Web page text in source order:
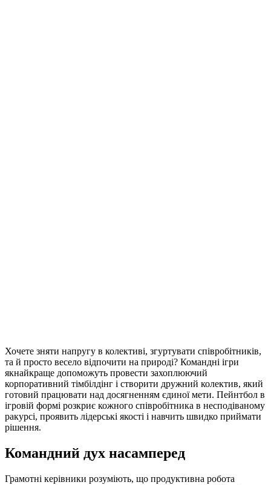
Хочете зняти напругу в колективі, згуртувати співробітників,
та й просто весело відпочити на природі? Командні ігри
якнайкраще допоможуть провести захоплюючий
корпоративний тімбілдінг і створити дружний колектив, який
готовий працювати над досягненням єдиної мети. Пейнтбол в
ігровій формі розкриє кожного співробітника в несподіваному
ракурсі, проявить лідерські якості і навчить швидко приймати
рішення.
Командний дух насамперед
Грамотні керівники розуміють, що продуктивна робота